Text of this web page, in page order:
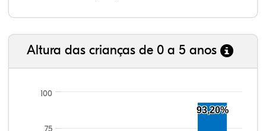
Altura das crianças de 0 a 5 anos
75
100
93,20%